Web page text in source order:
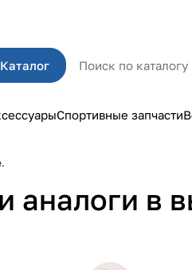
Каталог
Спортивные запчасти
аналоги в